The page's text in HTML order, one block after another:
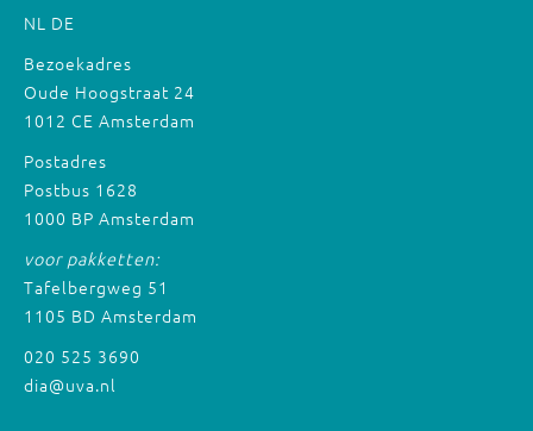
NL DE
Bezoekadres
Oude Hoogstraat 24
1012 CE Amsterdam
Postadres
Postbus 1628
1000 BP Amsterdam
voor pakketten:
Tafelbergweg 51
1105 BD Amsterdam
020 525 3690
dia@uva.nl